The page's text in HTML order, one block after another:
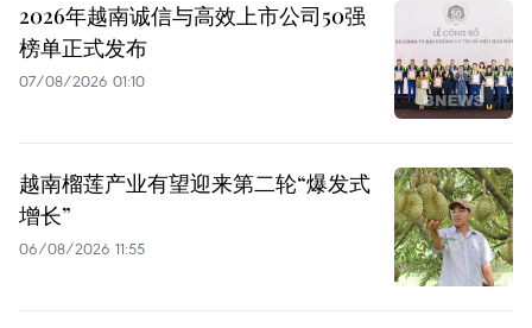
2026年越南诚信与高效上市公司50强
榜单正式发布
07/08/2026 01:10
越南榴莲产业有望迎来第二轮“爆发式
增长”
06/08/2026 11:55